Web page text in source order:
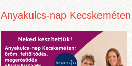
Anyakulcs-nap Kecskeméten